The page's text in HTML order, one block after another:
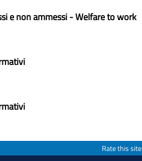
e non ammessi - Welfare to work
Rate this site